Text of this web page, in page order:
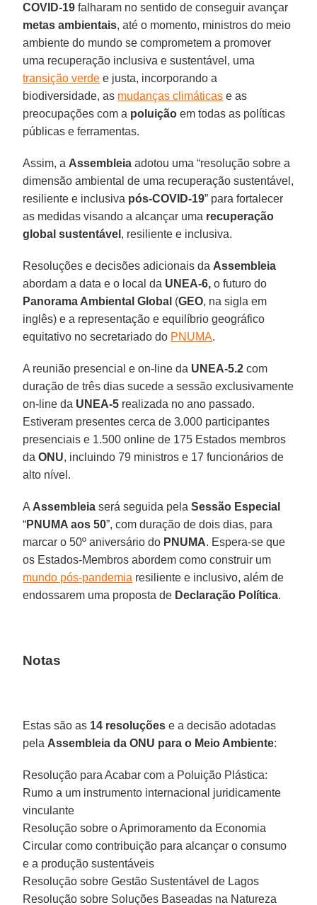
COVID-19 falharam no sentido de conseguir avançar
metas ambientais, até o momento, ministros do meio
ambiente do mundo se comprometem a promover
uma recuperação inclusiva e sustentável, uma
transição verde e justa, incorporando a
biodiversidade, as mudanças climáticas e as
preocupações com a poluição em todas as políticas
públicas e ferramentas.
Assim, a Assembleia adotou uma “resolução sobre a
dimensão ambiental de uma recuperação sustentável,
resiliente e inclusiva pós-COVID-19” para fortalecer
as medidas visando a alcançar uma recuperação
global sustentável , resiliente e inclusiva.
Resoluções e decisões adicionais da Assembleia
abordam a data e o local da UNEA-6, o futuro do
Panorama Ambiental Global (GEO, na sigla em
inglês) e a representação e equilíbrio geográfico
equitativo no secretariado do PNUMA.
A reunião presencial e on-line da UNEA-5.2 com
duração de três dias sucede a sessão exclusivamente
on-line da UNEA-5 realizada no ano passado.
Estiveram presentes cerca de 3.000 participantes
presenciais e 1.500 online de 175 Estados membros
daONU, incluindo 79 ministros e 17 funcionários de
alto nível.
A Assembleia será seguida pelaSessão Especial
“PNUMA aos 50”, com duração de dois dias, para
marcar o 50º aniversário do PNUMA. Espera-se que
os Estados-Membros abordem como construir um
mundo pós-pandemia resiliente e inclusivo, além de
endossarem uma proposta de Declaração Política.
Notas
Estas são as 14 resoluções e a decisão adotadas
pela Assembleia da ONU para o Meio Ambiente:
Resolução para Acabar com a Poluição Plástica:
Rumo a um instrumento internacional juridicamente
vinculante
Resolução sobre o Aprimoramento da Economia
Circular como contribuição para alcançar o consumo
e a produção sustentáveis
Resolução sobre Gestão Sustentável de Lagos
Resolução sobre Soluções Baseadas na Natureza